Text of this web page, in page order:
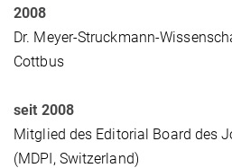
2008
Dr. Meyer-Struckmann-
Cottbus
seit 2008
Mitglied des Editorial Board des
(MDPI, Switzerland)